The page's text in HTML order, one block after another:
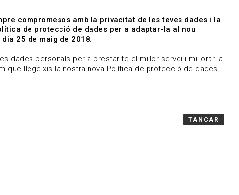
qui representem Contacte
compromesos amb la privacitat de les teves dades i la
de protecció de dades per a adaptar-la al nou
25 de maig de 2018.
dades personals per a prestar-te el millor servei i millorar la
llegeixis la nostra nova Política de protecció de dades
TANCAR